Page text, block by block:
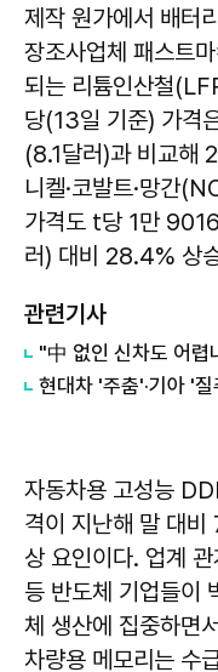
제작 원가에서 배터
장조사업체 패스트
되는 리튬인산철
당(13일 기준) 가격
(8.1달러)과 비교해
니켈·코발트·망간
가격도 t당 1만
러) 대비 28.4% 상
관련기사
"中 없인 신차도 어
현대차 '주춤'·기아 '
자동차용 고성능
격이 지난해 말 대
상 요인이다. 업계
등 반도체 기업들이
체 생산에 집중하면
차량용 메모리는 수